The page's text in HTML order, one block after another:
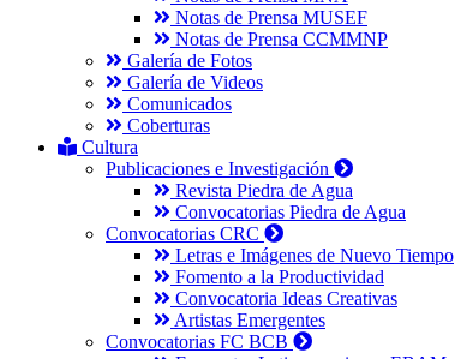
Notas de Prensa MUSEF
Notas de Prensa CCMMNP
Galería de Fotos
Galería de Videos
Comunicados
Coberturas
Cultura
Publicaciones e Investigación
Revista Piedra de Agua
Convocatorias Piedra de Agua
Convocatorias CRC
Letras e Imágenes de Nuevo Tiempo
Fomento a la Productividad
Convocatoria Ideas Creativas
Artistas Emergentes
Convocatorias FC BCB